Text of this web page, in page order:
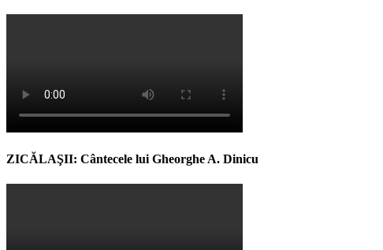
ZICĂLAŞII: Cântecele lui Gheorghe A. Dinicu